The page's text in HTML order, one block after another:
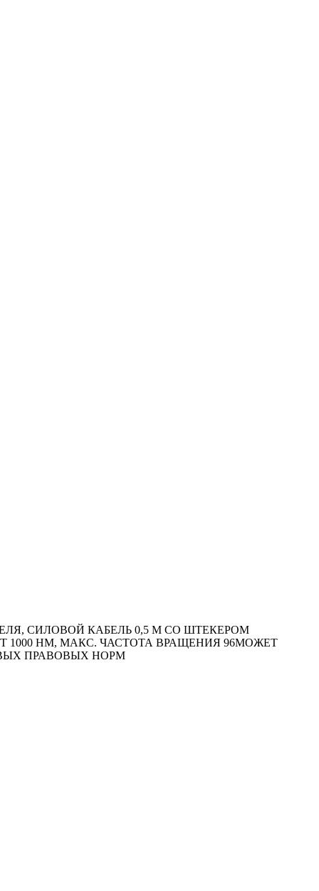
СИЛОВОЙ КАБЕЛЬ 0,5 М СО ШТЕКЕРОМ
HM, МАКС. ЧАСТОТА ВРАЩЕНИЯ 96МОЖЕТ
ПРАВОВЫХ НОРМ